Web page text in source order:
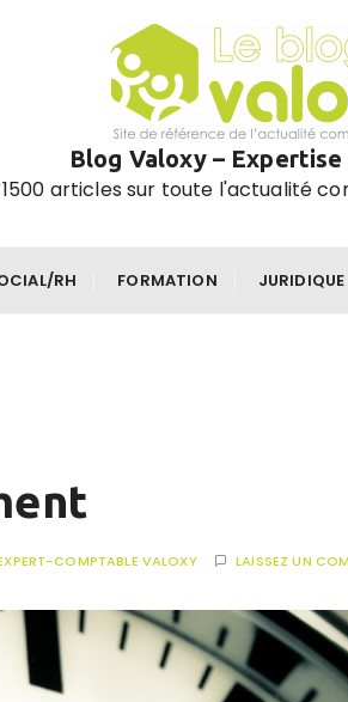
Blog Valoxy –
1500 articles sur toute l'actualité
RH FORMATION JURIDIQUE
COMPTABLE VALOXY LAISSEZ UN